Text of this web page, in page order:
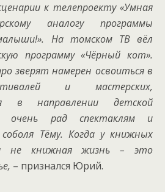
к телепроекту «Умная
аналогу программы
На томском ТВ вёл
программу «Чёрный кот».
зверят намерен освоиться в
и мастерских,
в направлении детской
очень рад спектаклям и
Тёму. Когда у книжных
не книжная жизнь – это
– признался Юрий.